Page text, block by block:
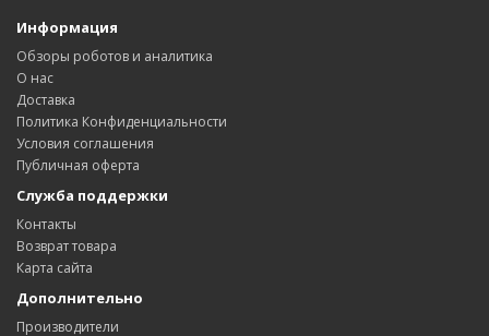
Информация
Обзоры роботов и аналитика
О нас
Доставка
Политика Конфиденциальности
Условия соглашения
Публичная оферта
Служба поддержки
Контакты
Возврат товара
Карта сайта
Дополнительно
Производители